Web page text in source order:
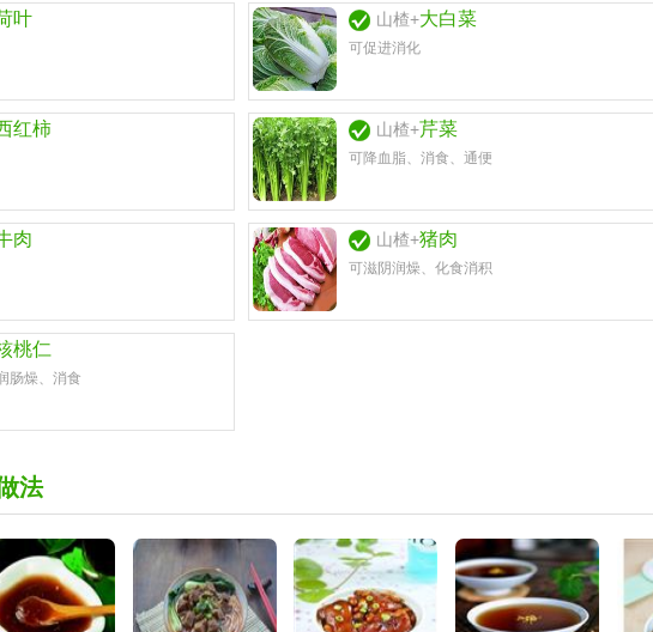
叶 山楂+大白菜
可促进消化
红柿 山楂+芹菜
可降血脂、消食、通便
肉 山楂+猪肉
可滋阴润燥、化食消积
桃仁
肠燥、消食
法